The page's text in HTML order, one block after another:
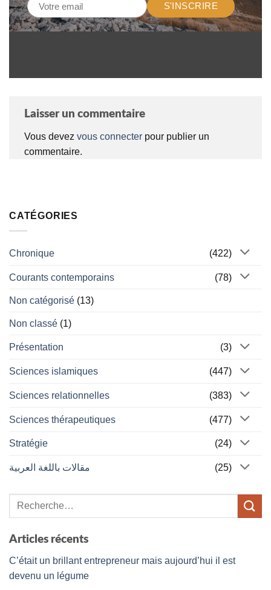
S'INSCRIRE
Laisser un commentaire
Vous devez vous connecter pour publier un
commentaire.
CATÉGORIES
Chronique (422)
Courants contemporains (78)
Non catégorisé (13)
Non classé (1)
Présentation (3)
Sciences islamiques (447)
Sciences relationnelles (383)
Sciences thérapeutiques (477)
Stratégie (24)
مقالات باللغة العربية (25)
Articles récents
C’était un brillant entrepreneur mais aujourd’hui il est
devenu un légume